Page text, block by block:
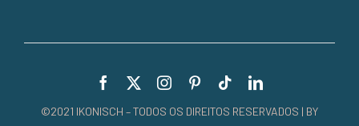
©2021 IKONISCH – TODOS OS DIREITOS RESERVADOS | BY